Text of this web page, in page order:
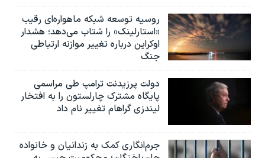
روسیه توسعه شبکه ماهواره‌ای رقیب
«استارلینک» را شتاب می‌دهد؛ هشدار
اوکراین درباره تغییر موازنه ارتباطی
جنگ
دولت پرزیدنت ترامپ طی مراسمی
پایگاه مشترک چارلستون را به افتخار
لیندزی گراهام تغییر نام داد
جرم‌انگاری کمک به زندانیان و خانواده